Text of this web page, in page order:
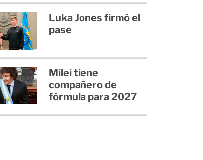
Luka Jones firmó el
pase
Milei tiene
compañero de
fórmula para 2027